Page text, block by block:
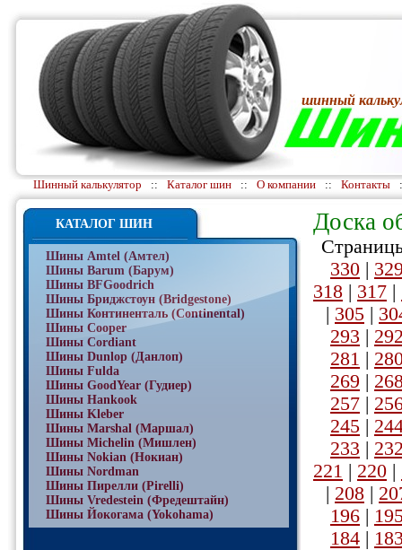
шинный
Шинный калькулятор :: Каталог шин :: О компании :: Контакты
КАТАЛОГ ШИН
Шины Amtel (Амтел)
Шины Barum (Барум)
Шины BFGoodrich
Шины Бриджстоун (Bridgestone)
Шины Континенталь (Continental)
Шины Cooper
Шины Cordiant
Шины Dunlop (Данлоп)
Шины Fulda
Шины GoodYear (Гудиер)
Шины Hankook
Шины Kleber
Шины Marshal (Маршал)
Шины Michelin (Мишлен)
Шины Nokian (Нокиан)
Шины Nordman
Шины Пирелли (Pirelli)
Шины Vredestein (Фредештайн)
Шины Йокогама (Yokohama)
Доска
330 |
318 | 317 |
| 305 |
293 |
281 |
269 |
257 |
245 |
233 |
221 | 220 |
| 208 |
196 |
184 |